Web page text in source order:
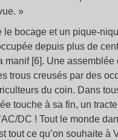
»
bocage et un pique-
depuis plus de
[6]. Une assemblée
trous creusés par des
du coin. Dans
touche à sa fin, un
DC ! Tout le monde
tout ce qu’on souhaite